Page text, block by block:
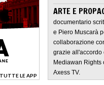
LE APP
ARTE E
documentario
e Piero Muscarà
collaborazione
grazie all'accordo
Mediawan Rights
Axess TV.